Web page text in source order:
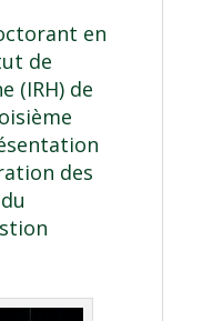
en
de
(IRH) de
des